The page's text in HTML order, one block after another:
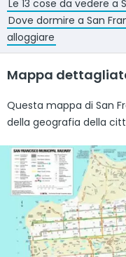
Le 13 cose da vedere a
Dove dormire a San
alloggiare
Mappa
Questa mappa di San
della geografia della